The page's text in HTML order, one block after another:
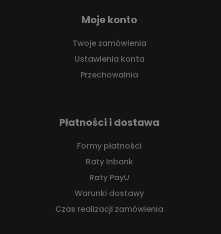
Moje konto
Twoje zamówienia
Ustawienia konta
Przechowalnia
Płatności i dostawa
Formy płatności
Raty Inbank
Raty PayU
Warunki dostawy
Czas realizacji zamówienia